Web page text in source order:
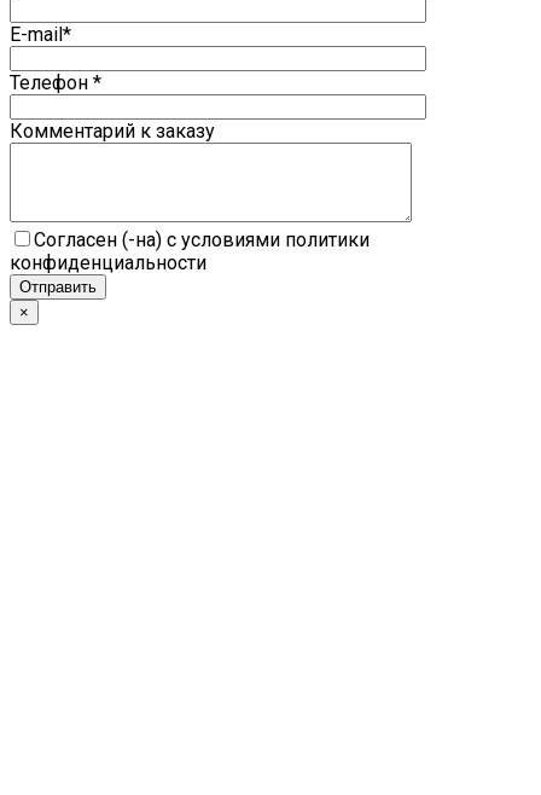
E-mail*
Телефон *
Комментарий к заказу
Согласен (-на) с условиями политики
конфиденциальности
×